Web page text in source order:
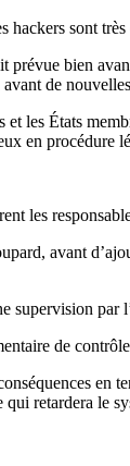
sont
bien
de
les États
en procédure
les
avant
supervision
de
retardera le